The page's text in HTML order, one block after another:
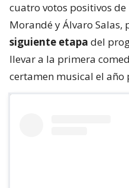
cuatro votos positivos de
Morandé y Álvaro Salas,
siguiente etapa del
llevar a la primera
certamen musical el año